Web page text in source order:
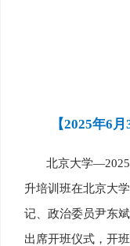
【2025年6月
北京大学
升培训班在北京大
记、政治委员尹东
出席开班仪式，开